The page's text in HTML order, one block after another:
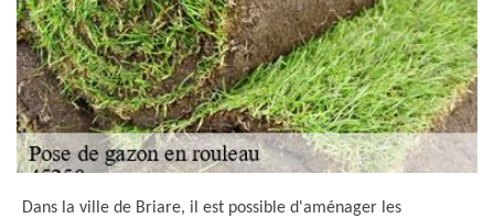
Dans la ville de Briare, il est possible d'aménager les